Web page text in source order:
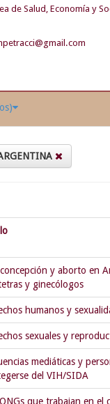
de Salud, Economía y
y aborto en
y ginecólogos
humanos y
sexuales y
mediáticas y
del VIH/SIDA
que trabajan en el